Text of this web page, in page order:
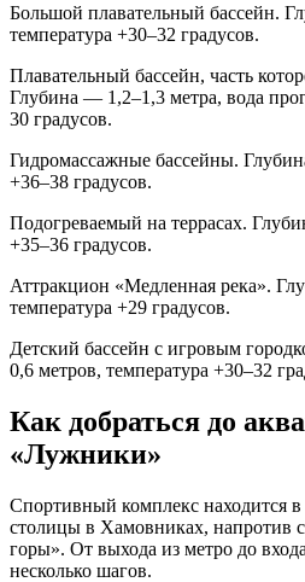
Большой плавательный бассейн.
температура +30–32 градусов.
Плавательный бассейн, часть
Глубина — 1,2–1,3 метра, вода
30 градусов.
Гидромассажные бассейны.
+36–38 градусов.
Подогреваемый на террасах.
+35–36 градусов.
Аттракцион «Медленная река».
температура +29 градусов.
Детский бассейн с игровым
0,6 метров, температура +30–32
Как добраться до
«Лужники»
Спортивный комплекс находится
столицы в Хамовниках, напротив
горы». От выхода из метро до
несколько шагов.